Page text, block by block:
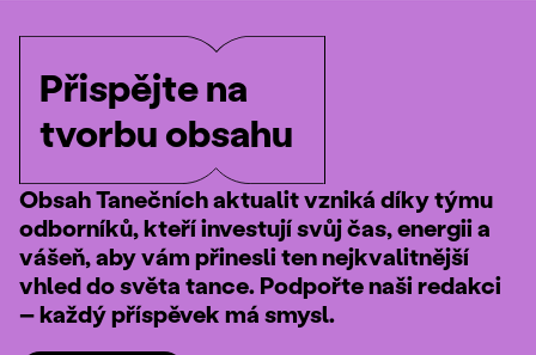
Přispějte na
tvorbu obsahu
Obsah Tanečních aktualit vzniká díky týmu
odborníků, kteří investují svůj čas, energii a
vášeň, aby vám přinesli ten nejkvalitnější
vhled do světa tance. Podpořte naši redakci
– každý příspěvek má smysl.